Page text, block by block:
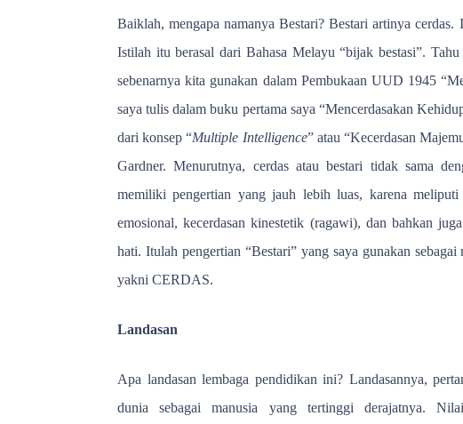
Baiklah, mengapa namanya Bestari? Bestari artinya
Istilah itu berasal dari Bahasa Melayu “bijak bestasi”.
sebenarnya kita gunakan dalam Pembukaan UUD 1945
saya tulis dalam buku pertama saya “Mencerdasakan
dari konsep “Multiple Intelligence” atau “Kecerdasan
Gardner. Menurutnya, cerdas atau bestari tidak sama
memiliki pengertian yang jauh lebih luas, karena
emosional, kecerdasan kinestetik (ragawi), dan bahkan
hati. Itulah pengertian “Bestari” yang saya gunakan
yakni CERDAS.
Landasan
Apa landasan lembaga pendidikan ini? Landasannya,
dunia sebagai manusia yang tertinggi derajatnya.